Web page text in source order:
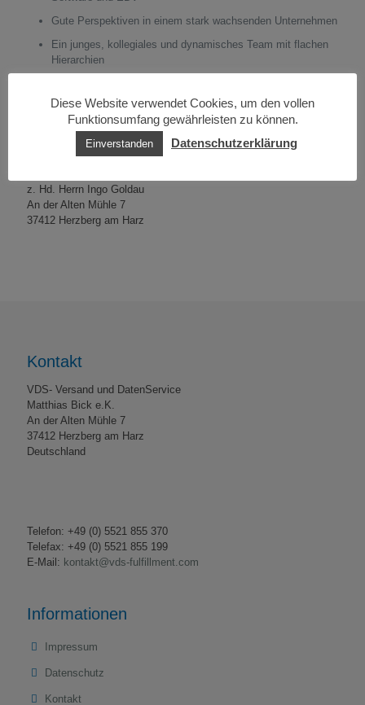
Gute Perspektiven in einem stark wachsenden Unternehmen
Ein junges, kollegiales und dynamisches Team mit flachen
Hierarchien
schicken Sie Ihre Bewerbungsunterlagen, mit Angabe Ihrer
Gehaltsvorstellung, vorzugsweise in digitaler Form an:
bewerbung@vds-herzberg.de
z. Hd. Herrn Ingo Goldau
An der Alten Mühle 7
37412 Herzberg am Harz
Kontakt
VDS- Versand und DatenService
Matthias Bick e.K.
An der Alten Mühle 7
37412 Herzberg am Harz
Deutschland
Telefon: +49 (0) 5521 855 370
Telefax: +49 (0) 5521 855 199
E-Mail: kontakt@vds-fulfillment.com
Informationen
Impressum
Datenschutz
Kontakt
Diese Website verwendet Cookies, um den vollen
Funktionsumfang gewährleisten zu können.
Einverstanden Datenschutzerklärung